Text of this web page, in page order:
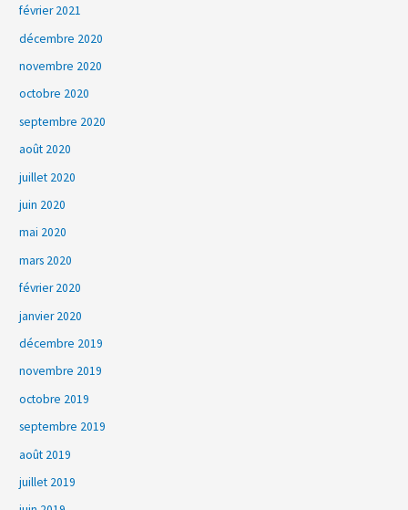
février 2021
décembre 2020
novembre 2020
octobre 2020
septembre 2020
août 2020
juillet 2020
juin 2020
mai 2020
mars 2020
février 2020
janvier 2020
décembre 2019
novembre 2019
octobre 2019
septembre 2019
août 2019
juillet 2019